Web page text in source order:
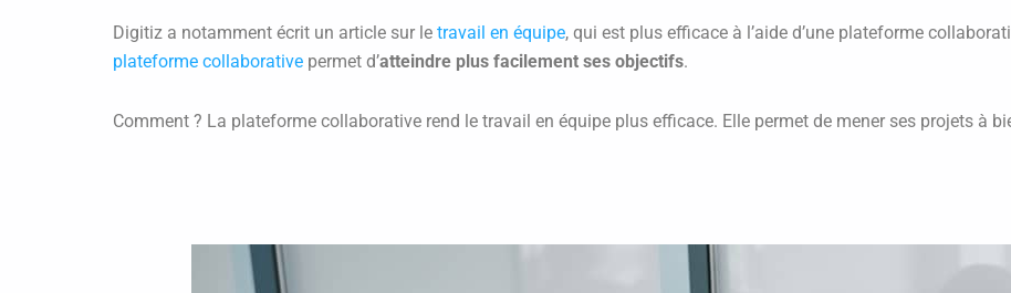
Digitiz a notamment écrit un article sur le travail en équipe, qui est plus efficace à l’aide d’une plateforme
plateforme collaborative permet d’atteindre plus facilement ses objectifs.
Comment ? La plateforme collaborative rend le travail en équipe plus efficace. Elle permet de mener ses projets à